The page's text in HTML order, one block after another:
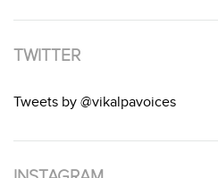
TWITTER
Tweets by @vikalpavoices